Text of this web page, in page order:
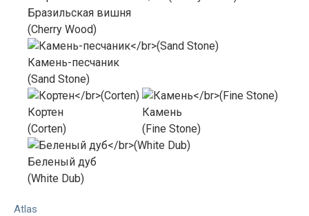
Бразильская вишня
(Cherry Wood)
Камень-песчаник
(Sand Stone)
Кортен
(Corten)
Камень
(Fine Stone)
Беленый дуб
(White Dub)
Atlas